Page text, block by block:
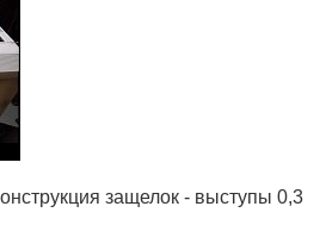
защелок - выступы 0,3